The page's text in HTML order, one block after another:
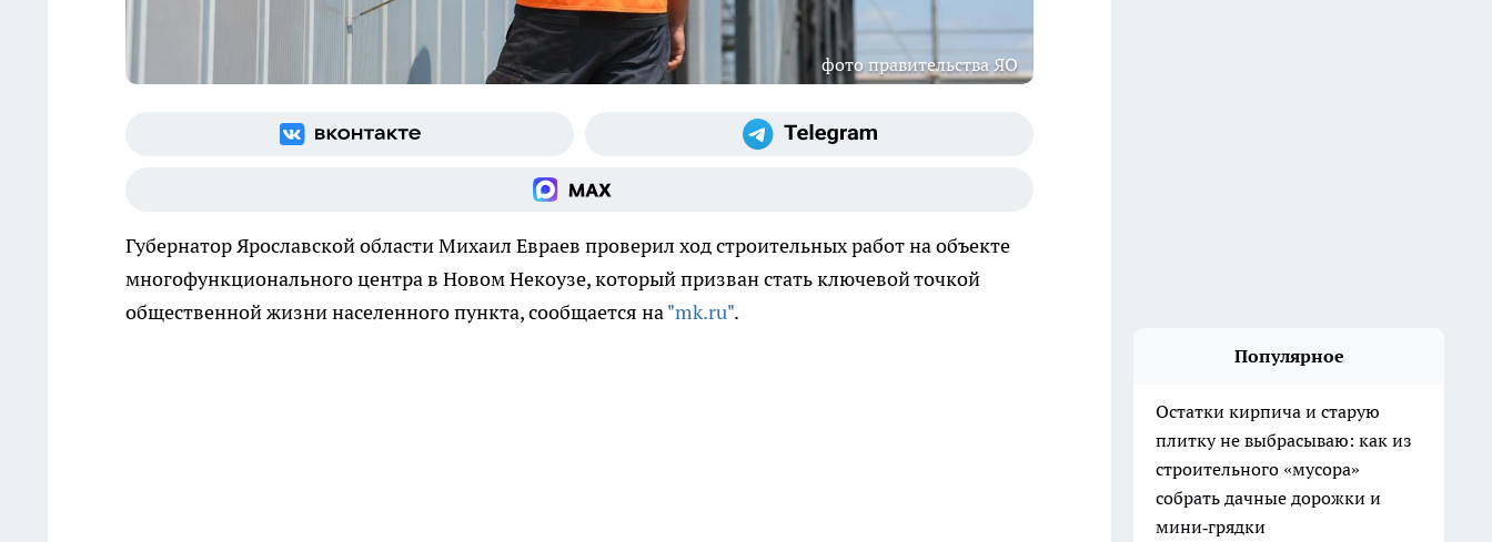
фото правительства ЯО
Губернатор Ярославской области Михаил Евраев проверил ход строительных работ на объекте
многофункционального центра в Новом Некоузе, который призван стать ключевой точкой
общественной жизни населенного пункта, сообщается на"mk.ru".
Популярное
Остатки кирпича и старую
плитку не выбрасываю: как из
строительного «мусора»
собрать дачные дорожки и
мини‑грядки